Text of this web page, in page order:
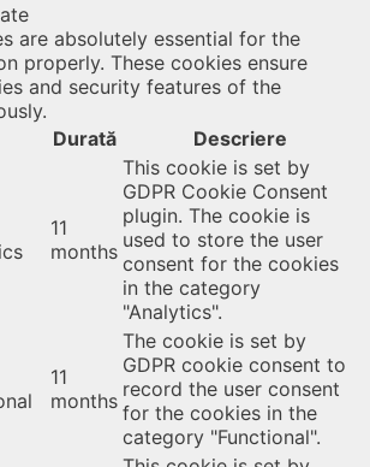
are absolutely essential for the
properly. These cookies ensure
and security features of the
Durată Descriere
11
months
This cookie is set by
GDPR Cookie Consent
plugin. The cookie is
used to store the user
consent for the cookies
in the category
"Analytics".
11
months
The cookie is set by
GDPR cookie consent to
record the user consent
for the cookies in the
category "Functional".